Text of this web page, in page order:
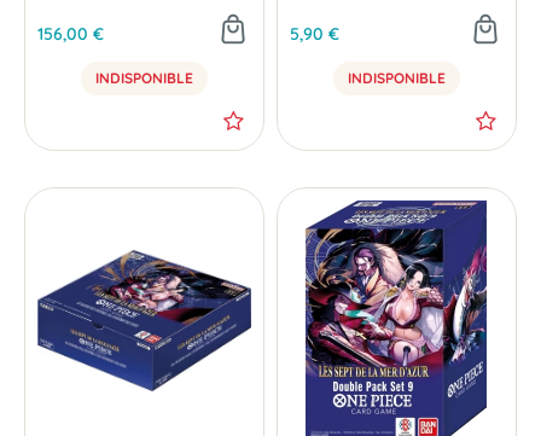
156,00 €
INDISPONIBLE
5,90 €
INDISPONIBLE